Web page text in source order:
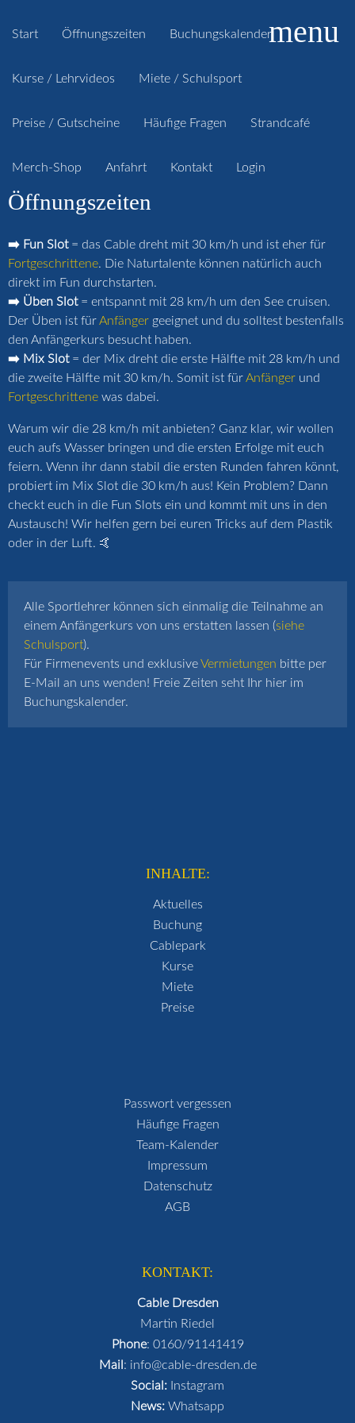
Start Öffnungszeiten Buchungskalender
Kurse / Lehrvideos Miete / Schulsport
Preise / Gutscheine Häufige Fragen Strandcafé
Merch-Shop Anfahrt Kontakt Login
menu
Öffnungszeiten
➡️ Fun Slot= das Cable dreht mit 30 km/h und ist eher für
Fortgeschrittene. Die Naturtalente können natürlich auch
direkt im Fun durchstarten.
➡️ Üben Slot= entspannt mit 28 km/h um den See cruisen.
Der Üben ist fürAnfänger geeignet und du solltest bestenfalls
den Anfängerkurs besucht haben.
➡️ Mix Slot= der Mix dreht die erste Hälfte mit 28 km/h und
die zweite Hälfte mit 30 km/h. Somit ist fürAnfänger und
Fortgeschrittene was dabei.
Warum wir die 28 km/h mit anbieten? Ganz klar, wir wollen
euch aufs Wasser bringen und die ersten Erfolge mit euch
feiern. Wenn ihr dann stabil die ersten Runden fahren könnt,
probiert im Mix Slot die 30 km/h aus! Kein Problem? Dann
checkt euch in die Fun Slots ein und kommt mit uns in den
Austausch! Wir helfen gern bei euren Tricks auf dem Plastik
oder in der Luft. 🤙
Alle Sportlehrer können sich einmalig die Teilnahme an
einem Anfängerkurs von uns erstatten lassen (siehe
Schulsport).
Für Firmenevents und exklusiveVermietungen bitte per
E-Mail an uns wenden! Freie Zeiten seht Ihr hier im
Buchungskalender.
INHALTE:
Aktuelles
Buchung
Cablepark
Kurse
Miete
Preise
Passwort vergessen
Häufige Fragen
Team-Kalender
Impressum
Datenschutz
AGB
KONTAKT:
Cable Dresden
Martin Riedel
Phone: 0160/91141419
Mail : info@cable-dresden.de
Social: Instagram
News: Whatsapp